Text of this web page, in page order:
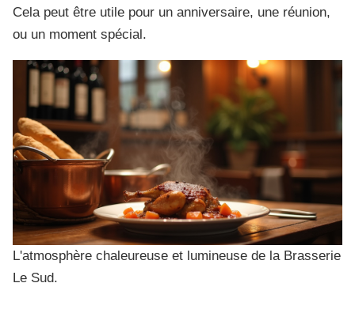
Cela peut être utile pour un anniversaire, une réunion,
ou un moment spécial.
L'atmosphère chaleureuse et lumineuse de la Brasserie
Le Sud.